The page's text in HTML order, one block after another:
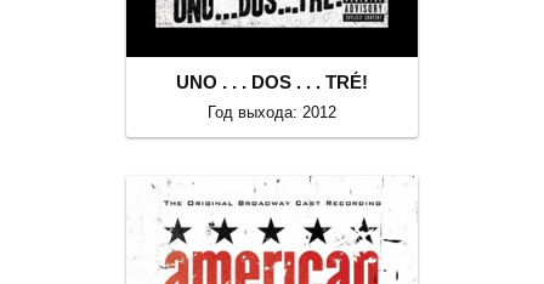
UNO . . . DOS . . . TRÉ!
Год выхода: 2012